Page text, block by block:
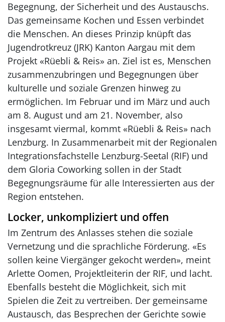
Begegnung, der Sicherheit und des Austauschs.
Das gemeinsame Kochen und Essen verbindet
die Menschen. An dieses Prinzip knüpft das
Jugendrotkreuz (JRK) Kanton Aargau mit dem
Projekt «Rüebli & Reis» an. Ziel ist es, Menschen
zusammenzubringen und Begegnungen über
kulturelle und soziale Grenzen hinweg zu
ermöglichen. Im Februar und im März und auch
am 8. August und am 21. November, also
insgesamt viermal, kommt «Rüebli & Reis» nach
Lenzburg. In Zusammenarbeit mit der Regionalen
Integrationsfachstelle Lenzburg-Seetal (RIF) und
dem Gloria Coworking sollen in der Stadt
Begegnungsräume für alle Interessierten aus der
Region entstehen.
Locker, unkompliziert und offen
Im Zentrum des Anlasses stehen die soziale
Vernetzung und die sprachliche Förderung. «Es
sollen keine Viergänger gekocht werden», meint
Arlette Oomen, Projektleiterin der RIF, und lacht.
Ebenfalls besteht die Möglichkeit, sich mit
Spielen die Zeit zu vertreiben. Der gemeinsame
Austausch, das Besprechen der Gerichte sowie